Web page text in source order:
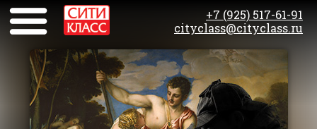
+7 (925) 517-61-91
cityclass@cityclass.ru